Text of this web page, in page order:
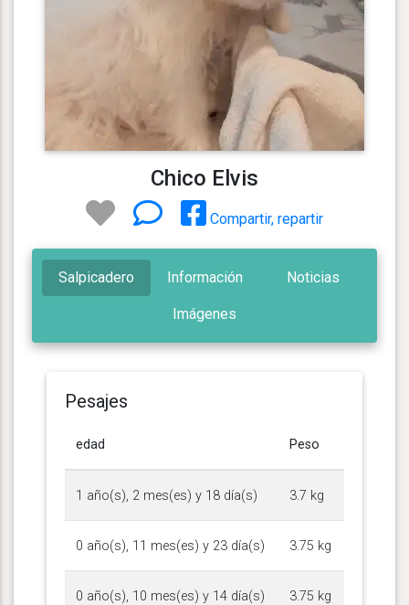
Chico Elvis
Compartir, repartir
Salpicadero Información Noticias
Imágenes
Pesajes
edad Peso
1 año(s), 2 mes(es) y 18 día(s) 3.7 kg
0 año(s), 11 mes(es) y 23 día(s) 3.75 kg
0 año(s), 10 mes(es) y 14 día(s) 3.75 kg